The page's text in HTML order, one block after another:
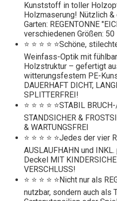
Kunststoff in toller
Holzmaserung! Nützlich
Garten: REGENTONNE
verschiedenen Größen:
⭐ ⭐ ⭐ ⭐ ⭐Schöne,
Weinfass-Optik mit
Holzstruktur – gefertigt
witterungsfestem PE-
DAUERHAFT DICHT,
SPLITTERFREI!
⭐ ⭐ ⭐ ⭐ ⭐STABIL
STANDSICHER &
& WARTUNGSFREI
⭐ ⭐ ⭐ ⭐ ⭐Jedes der
AUSLAUFHAHN und
Deckel MIT
VERSCHLUSS!
⭐ ⭐ ⭐ ⭐ ⭐Nicht nur als
nutzbar, sondern auch als